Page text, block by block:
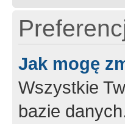
Jak mogę
Wszystkie
bazie